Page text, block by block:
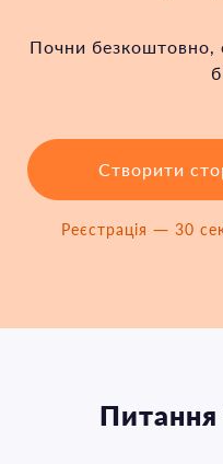
Почни безкоштовно,
Створити
Реєстрація — 30
Питання